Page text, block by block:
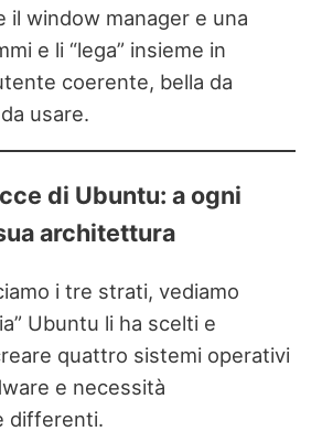
il window manager e una
e li “lega” insieme in
coerente, bella da
usare.
di Ubuntu: a ogni
architettura
i tre strati, vediamo
Ubuntu li ha scelti e
quattro sistemi operativi
e necessità
differenti.